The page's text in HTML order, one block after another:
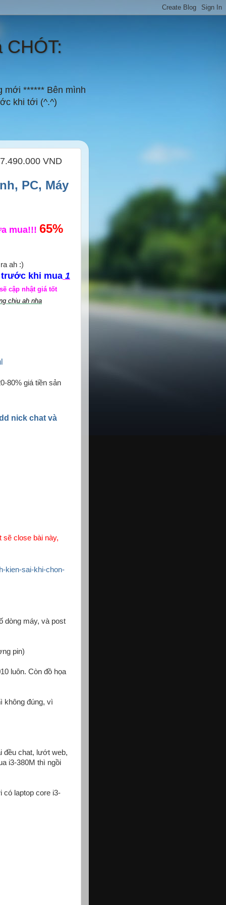
CHÓT:
mới ****** Bên mình
khi tới (^.^)
VND
PC, Máy
mua!!! 65%
ra ah :)
trước khi mua 1
cập nhật giá tốt
chịu ah nha
80% giá tiền sản
nick chat và
close bài này,
kien-sai-khi-chon-
dòng máy, và post
pin)
luôn. Còn đồ họa
không đúng, vì
đều chat, lướt web,
i3-380M thì ngồi
có laptop core i3-